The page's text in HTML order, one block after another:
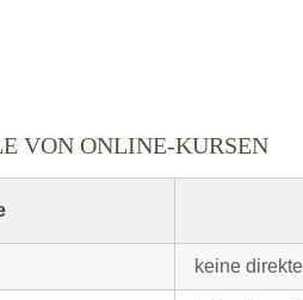
VON ONLINE-KURSEN
keine